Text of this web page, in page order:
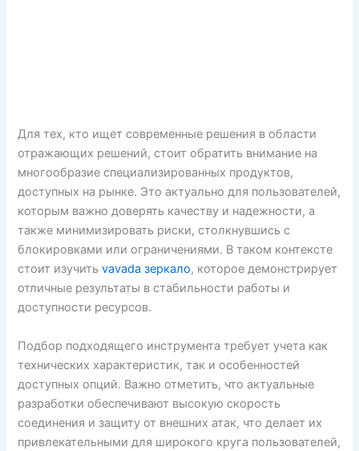
Для тех, кто ищет современные решения в области
отражающих решений, стоит обратить внимание на
многообразие специализированных продуктов,
доступных на рынке. Это актуально для пользователей,
которым важно доверять качеству и надежности, а
также минимизировать риски, столкнувшись с
блокировками или ограничениями. В таком контексте
стоит изучитьvavada зеркало, которое демонстрирует
отличные результаты в стабильности работы и
доступности ресурсов.
Подбор подходящего инструмента требует учета как
технических характеристик, так и особенностей
доступных опций. Важно отметить, что актуальные
разработки обеспечивают высокую скорость
соединения и защиту от внешних атак, что делает их
привлекательными для широкого круга пользователей,